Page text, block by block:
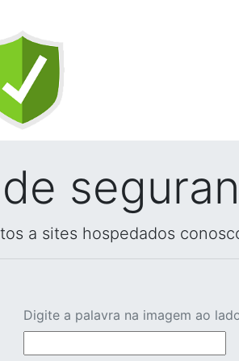
a sites hospedados
Digite a palavra na imagem ao